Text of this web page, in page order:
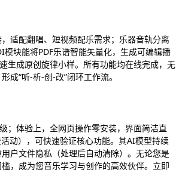
适配翻唱、短视频配乐需求；乐器音轨分离
块能将PDF乐谱智能矢量化，生成可编辑播
生成原创旋律小样。所有功能均在线完成，无
成“听-析-创-改”闭环工作流。
；体验上，全网页操作零安装，界面简洁直
动），可快速验证核心功能。其AI模型持续
户文件隐私（处理后自动清除）。无论您是
，成为您音乐学习与创作的高效伙伴。立即